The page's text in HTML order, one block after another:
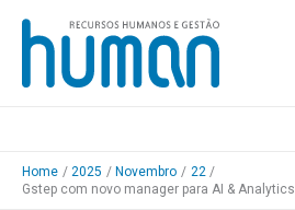
Skip
content
Home 2025 Novembro
22
Gstep com novo manager para AI & Analytics